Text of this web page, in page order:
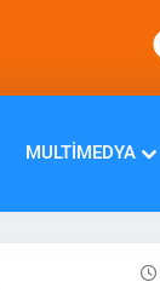
MULTIMEDYA